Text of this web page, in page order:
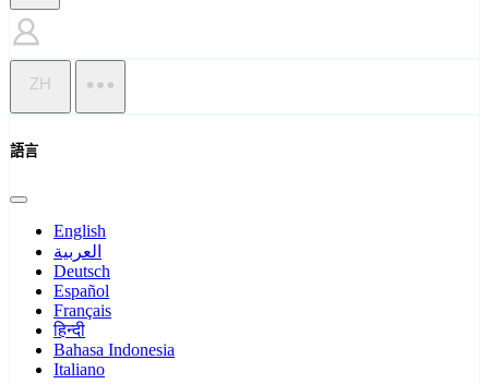
ZH
語言
English
العربية
Deutsch
Español
Français
हिन्दी
Bahasa Indonesia
Italiano